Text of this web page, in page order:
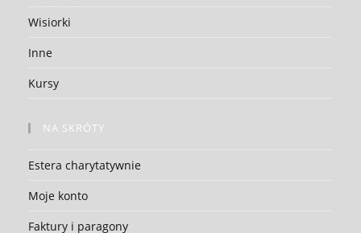
Wisiorki
Inne
Kursy
NA SKRÓTY
Estera charytatywnie
Moje konto
Faktury i paragony